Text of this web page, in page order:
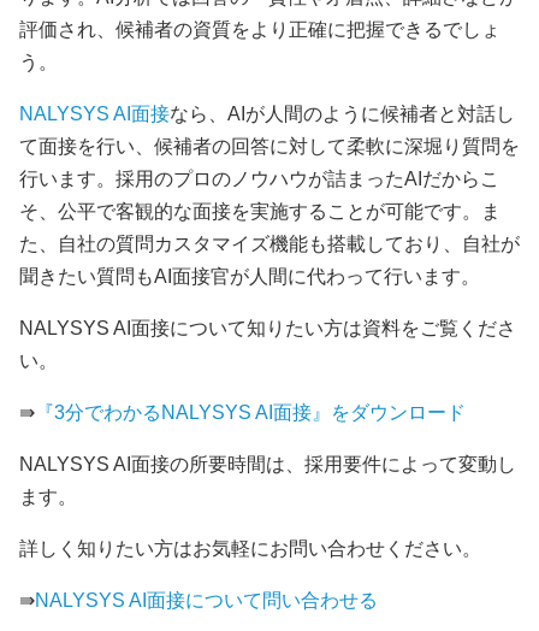
評価され、候補者の資質をより正確に把握できるでしょ
う。
NALYSYS AI面接なら、AIが人間のように候補者と対話し
て面接を行い、候補者の回答に対して柔軟に深堀り質問を
行います。採用のプロのノウハウが詰まったAIだからこ
そ、公平で客観的な面接を実施することが可能です。ま
た、自社の質問カスタマイズ機能も搭載しており、自社が
聞きたい質問もAI面接官が人間に代わって行います。
NALYSYS AI面接について知りたい方は資料をご覧くださ
い。
⇛ 『3分でわかるNALYSYS AI面接』をダウンロード
NALYSYS AI面接の所要時間は、採用要件によって変動し
ます。
詳しく知りたい方はお気軽にお問い合わせください。
⇛NALYSYS AI面接について問い合わせる